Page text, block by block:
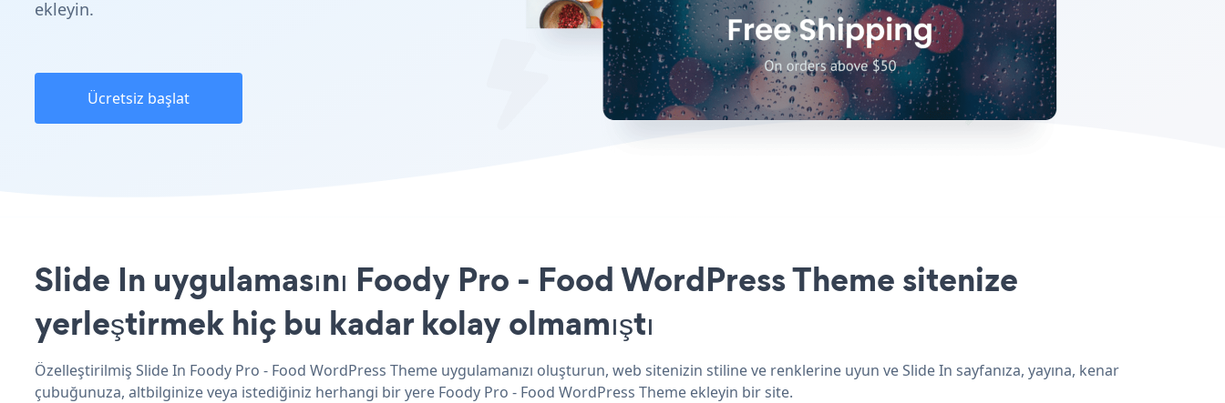
ekleyin.
Ücretsiz başlat
Slide In uygulamasını Foody Pro - Food WordPress Theme sitenize
yerleştirmek hiç bu kadar kolay olmamıştı
Özelleştirilmiş Slide In Foody Pro - Food WordPress Theme uygulamanızı oluşturun, web sitenizin stiline ve renklerine uyun ve Slide In sayfanıza, yayına, kenar
çubuğunuza, altbilginize veya istediğiniz herhangi bir yere Foody Pro - Food WordPress Theme ekleyin bir site.